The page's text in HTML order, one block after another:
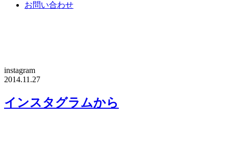
お問い合わせ
instagram
2014.11.27
インスタグラムから